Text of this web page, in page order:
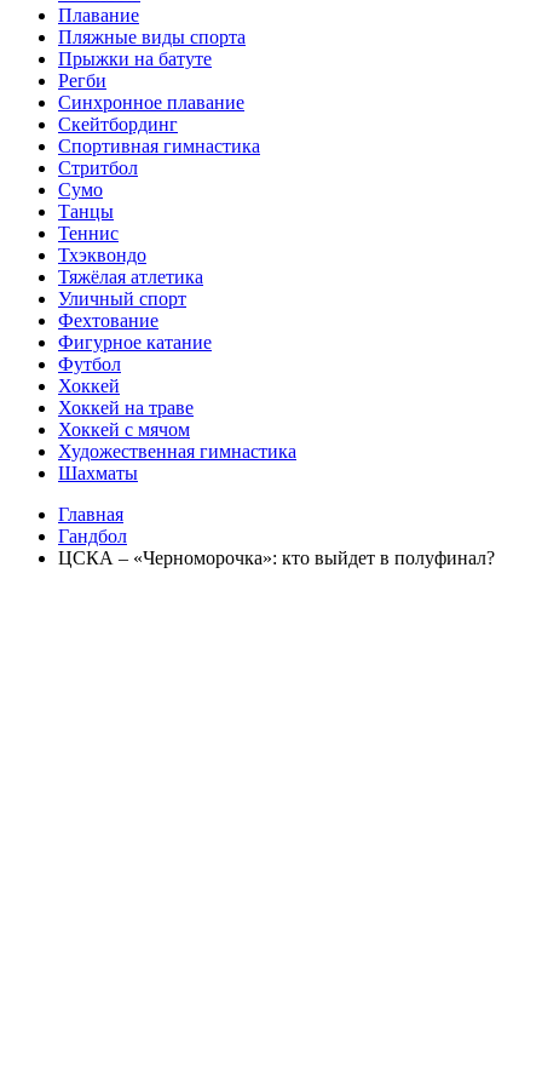
Плавание
Пляжные виды спорта
Прыжки на батуте
Регби
Синхронное плавание
Скейтбординг
Спортивная гимнастика
Стритбол
Сумо
Танцы
Теннис
Тхэквондо
Тяжёлая атлетика
Уличный спорт
Фехтование
Фигурное катание
Футбол
Хоккей
Хоккей на траве
Хоккей с мячом
Художественная гимнастика
Шахматы
Главная
Гандбол
ЦСКА – «Черноморочка»: кто выйдет в полуфинал?